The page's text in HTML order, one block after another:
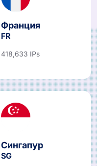
Франция
FR
418,633 IPs
Сингапур
SG